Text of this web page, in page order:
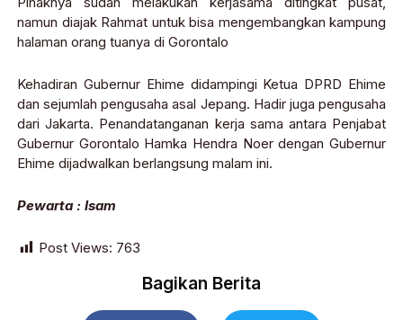
namun diajak Rahmat untuk bisa mengembangkan kampung
halaman orang tuanya di Gorontalo
Kehadiran Gubernur Ehime didampingi Ketua DPRD Ehime
dan sejumlah pengusaha asal Jepang. Hadir juga pengusaha
dari Jakarta. Penandatanganan kerja sama antara Penjabat
Gubernur Gorontalo Hamka Hendra Noer dengan Gubernur
Ehime dijadwalkan berlangsung malam ini.
Pewarta : Isam
Post Views: 763
Bagikan Berita